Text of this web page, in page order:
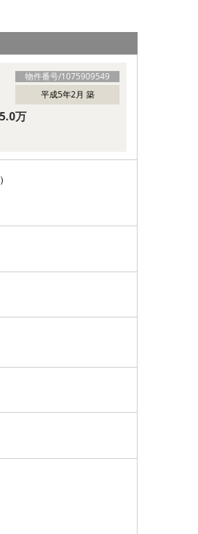
物件番号/1075909549
平成5年2月 築
5.0万